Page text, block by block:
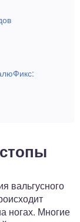
вальгусного
ногах. Многие